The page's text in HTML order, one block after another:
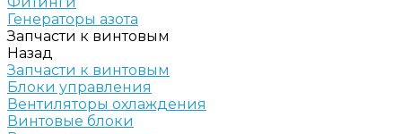
Генераторы азота
Запчасти к винтовым
Назад
Запчасти к винтовым
Блоки управления
Вентиляторы охлаждения
Винтовые блоки